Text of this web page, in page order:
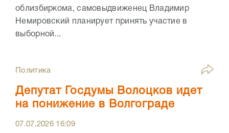
облизбиркома, самовыдвиженец Владимир
Немировский планирует принять участие в
выборной...
Политика
Депутат Госдумы Волоцков идет
на понижение в Волгограде
07.07.2026 16:09